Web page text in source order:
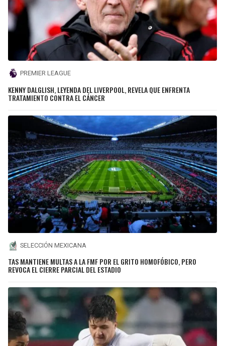
PREMIER LEAGUE
KENNY DALGLISH, LEYENDA DEL LIVERPOOL, REVELA QUE ENFRENTA
TRATAMIENTO CONTRA EL CÁNCER
SELECCIÓN MEXICANA
TAS MANTIENE MULTAS A LA FMF POR EL GRITO HOMOFÓBICO, PERO
REVOCA EL CIERRE PARCIAL DEL ESTADIO